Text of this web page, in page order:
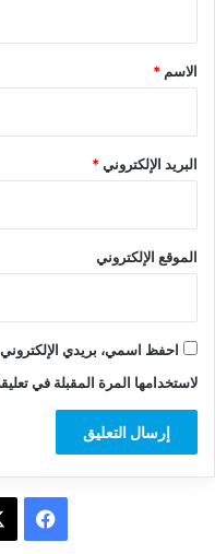
*
الاسم *
البريد الإلكتروني*
الموقع الإلكتروني
احفظ اسمي، بريدي
لاستخدامها المرة المقبلة في